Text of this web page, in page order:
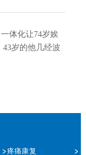
体化让74岁娭
岁的他几经波
疼痛康复